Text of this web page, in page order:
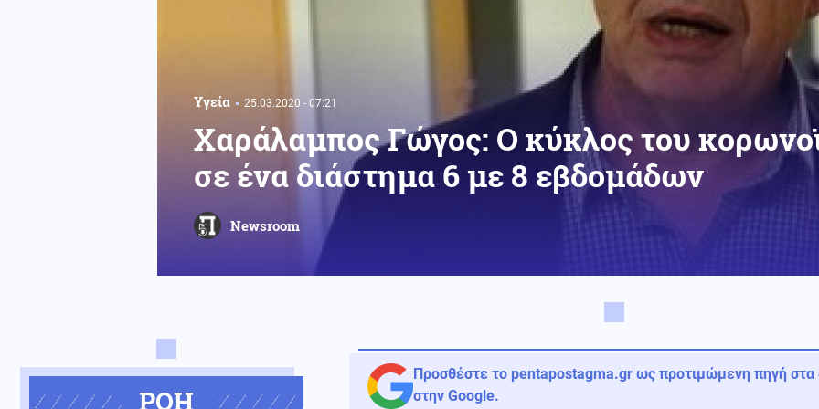
Υγεία 25.03.2020 - 07:21
Χαράλαμπος Γώγος: Ο κύκλος του
σε ένα διάστημα 6 με 8 εβδομάδων
Newsroom
Προσθέστε το pentapostagma.gr ως προτιμώμενη πηγή στα
στην Google.
ΡΟΗ